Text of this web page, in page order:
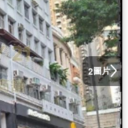
2圖片